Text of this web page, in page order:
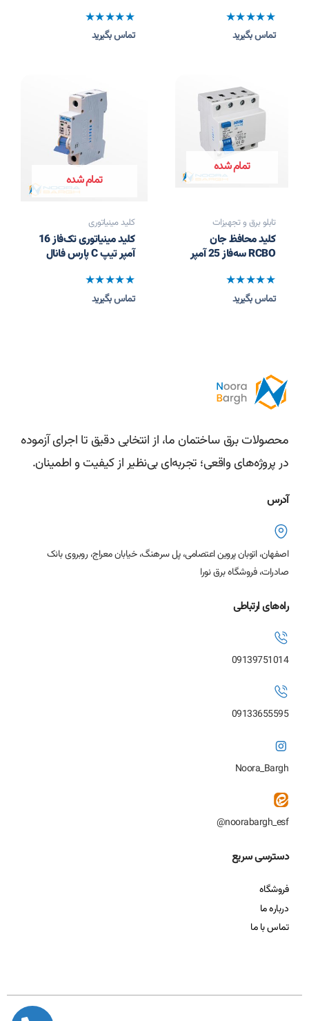
نمره
تماس بگیرید نمره
تماس بگیرید
تمام شده
تابلو برق و تجهیزات
کلید محافظ جان
RCBO سه‌فاز 25 آمپر
نمره
تماس بگیرید
تمام شده
کلید مینیاتوری
کلید مینیاتوری تک‌فاز 16
آمپر تیپ C پارس فانال
نمره
تماس بگیرید
محصولات برق ساختمان ما، از انتخابی دقیق تا اجرای آزموده
در پروژه‌های واقعی؛ تجربه‌ای بی‌نظیر از کیفیت و اطمینان.
آدرس
اصفهان، اتوبان پروین اعتصامی، پل سرهنگ، خیابان معراج، روبروی بانک
صادرات، فروشگاه برق نورا
راه‌های ارتباطی
09139751014
09133655595
Noora_Bargh
noorabargh_esf@
دسترسی سریع
فروشگاه
درباره ما
تماس با ما